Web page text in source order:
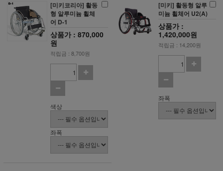
[미키코리아] 활동
형 알루미늄 휠체
어 D-1
상품가 : 870,000
원
적립금 : 8,700원
색상
좌폭
[미키] 활동형 알루
미늄 휠체어 U2(A)
상품가 :
1,420,000원
적립금 : 14,200원
좌폭